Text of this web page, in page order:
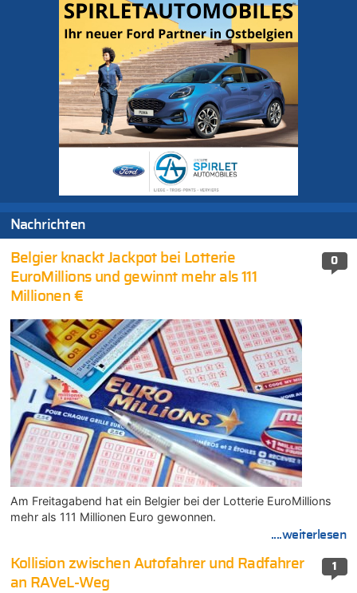
Nachrichten
0
Belgier knackt Jackpot bei Lotterie
EuroMillions und gewinnt mehr als 111
Millionen €
Am Freitagabend hat ein Belgier bei der Lotterie EuroMillions
mehr als 111 Millionen Euro gewonnen.
....weiterlesen
1
Kollision zwischen Autofahrer und Radfahrer
an RAVeL-Weg